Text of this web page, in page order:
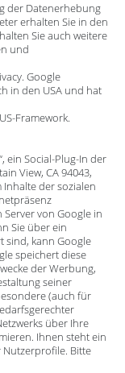
der Datenerhebung
erhalten Sie in den
Sie auch weitere
und
Google
in den USA und hat
Framework.
ein Social-Plug-In der
View, CA 94043,
Inhalte der sozialen
von Google in
Sie über ein
sind, kann Google
speichert diese
der Werbung,
seiner
(auch für
über Ihre
Ihnen steht ein
Bitte